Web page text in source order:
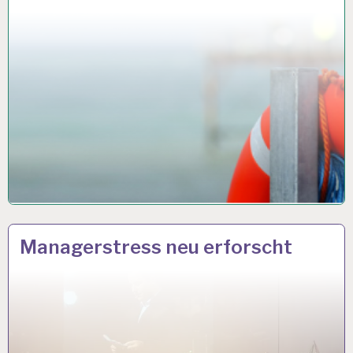
12-
STUNDEN-
Managerstress neu erforscht
22 JUNI 2018